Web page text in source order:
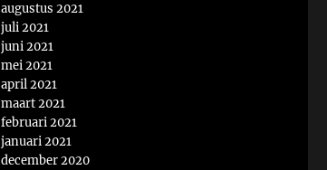
augustus 2021
juli 2021
juni 2021
mei 2021
april 2021
maart 2021
februari 2021
januari 2021
december 2020